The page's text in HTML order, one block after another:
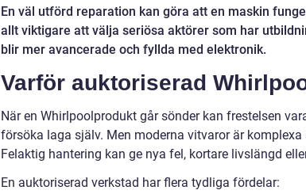
En väl utförd reparation kan göra att en maskin
allt viktigare att välja seriösa aktörer som har
blir mer avancerade och fyllda med elektronik.
Varför auktoriserad
När en Whirlpoolprodukt går sönder kan frestelsen
försöka laga själv. Men moderna vitvaror är
Felaktig hantering kan ge nya fel, kortare livslängd
En auktoriserad verkstad har flera tydliga fördelar: